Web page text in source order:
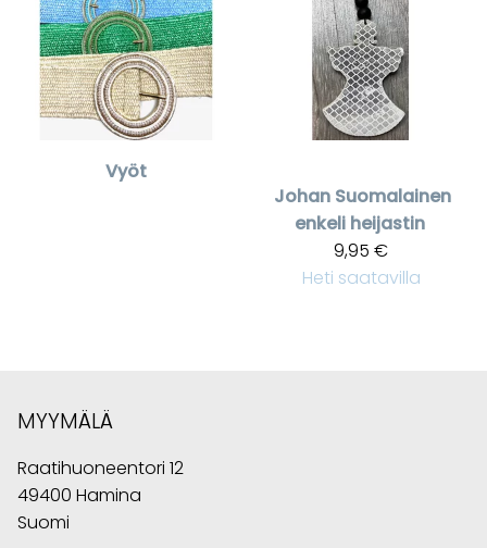
Vyöt
Johan Suomalainen
enkeli heijastin
9,95 €
Heti saatavilla
MYYMÄLÄ
Raatihuoneentori 12
49400 Hamina
Suomi